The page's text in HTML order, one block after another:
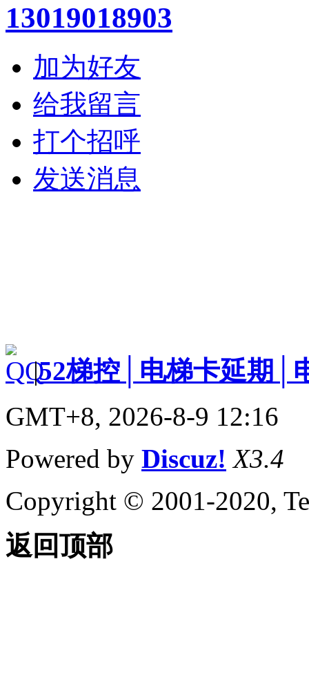
13019018903
加为好友
给我留言
打个招呼
发送消息
|52梯控│电梯卡延期│
GMT+8, 2026-8-9 12:16
Powered by Discuz! X3.4
Copyright © 2001-2020,
返回顶部